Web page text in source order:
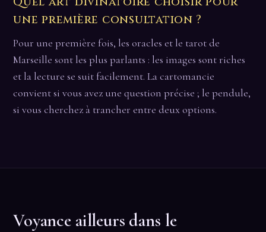
une première consultation ?
Pour une première fois, les oracles et le tarot de
Marseille sont les plus parlants : les images sont riches
et la lecture se suit facilement. La cartomancie
convient si vous avez une question précise ; le pendule,
si vous cherchez à trancher entre deux options.
Voyance ailleurs dans le